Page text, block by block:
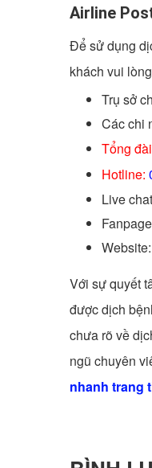
Airline
Để sử dụng
khách vui
Trụ sở
Các chi
Tổng
Hotline:
Live
Website:
Với sự quyết
được dịch
chưa rõ về
ngũ chuyên
nhanh trang